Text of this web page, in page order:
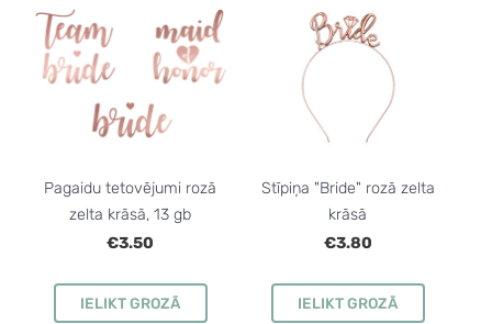
Pagaidu tetovējumi rozā
zelta krāsā, 13 gb
€3.50
IELIKT GROZĀ
Stīpiņa "Bride" rozā zelta
krāsā
€3.80
IELIKT GROZĀ